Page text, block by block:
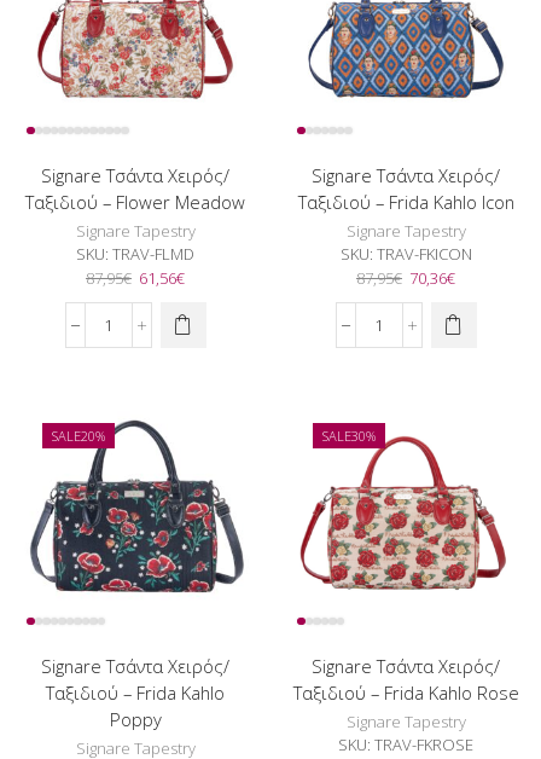
Spaniel
ποσότητα
Signare Τσάντα Χειρός/
Ταξιδιού – Flower Meadow
Signare Tapestry
SKU: TRAV-FLMD
87,95€ Original
price
was:
87,95€.
61,56€Η
τιμή
Signare
-
Flower
Meadow
ποσότητα
Signare Τσάντα Χειρός/
Ταξιδιού – Frida Kahlo Icon
Signare Tapestry
SKU: TRAV-FKICON
87,95€ Original
price
was:
87,95€.
70,36€Η
τιμή
Signare
-
Frida
Icon
ποσότητα
SALE20%
Signare Τσάντα Χειρός/
Ταξιδιού – Frida Kahlo
Poppy
Signare Tapestry
SALE30%
Signare Τσάντα Χειρός/
Ταξιδιού – Frida Kahlo Rose
Signare Tapestry
SKU: TRAV-FKROSE